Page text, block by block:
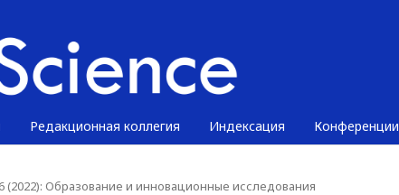
Редакционная коллегия Индексация Конференции
(2022): Образование и инновационные исследования